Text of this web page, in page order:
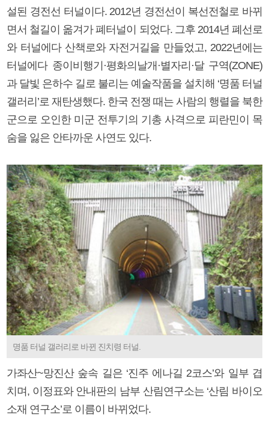
설된 경전선 터널이다. 2012년 경전선이 복선전철로 바뀌
면서 철길이 옮겨가 폐터널이 되었다. 그후 2014년 폐선로
와 터널에다 산책로와 자전거길을 만들었고, 2022년에는
터널에다 종이비행기·평화의날개·별자리·달 구역(ZONE)
과 달빛 은하수 길로 불리는 예술작품을 설치해 ‘명품 터널
갤러리’로 재탄생했다. 한국 전쟁 때는 사람의 행렬을 북한
군으로 오인한 미군 전투기의 기총 사격으로 피란민이 목
숨을 잃은 안타까운 사연도 있다.
명품 터널 갤러리로 바뀐 진치령 터널.
가좌산~망진산 숲속 길은 ‘진주 에나길 2코스’와 일부 겹
치며, 이정표와 안내판의 남부 산림연구소는 ‘산림 바이오
소재 연구소’로 이름이 바뀌었다.